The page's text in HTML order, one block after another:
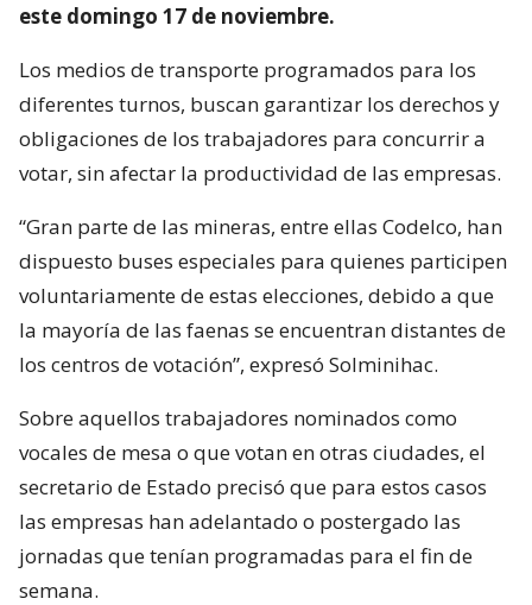
este domingo 17 de noviembre.
Los medios de transporte programados para los
diferentes turnos, buscan garantizar los derechos y
obligaciones de los trabajadores para concurrir a
votar, sin afectar la productividad de las empresas.
“Gran parte de las mineras, entre ellas Codelco, han
dispuesto buses especiales para quienes participen
voluntariamente de estas elecciones, debido a que
la mayoría de las faenas se encuentran distantes de
los centros de votación”, expresó Solminihac.
Sobre aquellos trabajadores nominados como
vocales de mesa o que votan en otras ciudades, el
secretario de Estado precisó que para estos casos
las empresas han adelantado o postergado las
jornadas que tenían programadas para el fin de
semana.